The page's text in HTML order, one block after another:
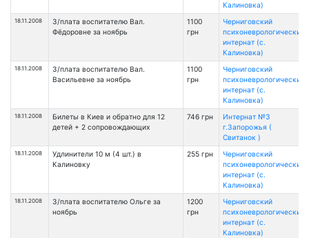
Калиновка)
18.11.2008
З/плата воспитателю Вал.
Фёдоровне за ноябрь
1100
грн
Черниговский
психоневрологический
интернат (с.
Калиновка)
18.11.2008
З/плата воспитателю Вал.
Васильевне за ноябрь
1100
грн
Черниговский
психоневрологический
интернат (с.
Калиновка)
18.11.2008
Билеты в Киев и обратно для 12
детей + 2 сопровождающих
746 грн
Интернат №3
г.Запорожья (
Свитанок )
18.11.2008
Удлинители 10 м (4 шт.) в
Калиновку
255 грн
Черниговский
психоневрологический
интернат (с.
Калиновка)
18.11.2008
З/плата воспитателю Ольге за
ноябрь
1200
грн
Черниговский
психоневрологический
интернат (с.
Калиновка)